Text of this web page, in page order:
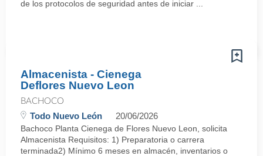
de los protocolos de seguridad antes de iniciar ...
Almacenista - Cienega
Deflores Nuevo Leon
BACHOCO
Todo Nuevo León 20/06/2026
Bachoco Planta Cienega de Flores Nuevo Leon, solicita
Almacenista Requisitos: 1) Preparatoria o carrera
terminada2) Mínimo 6 meses en almacén, inventarios o